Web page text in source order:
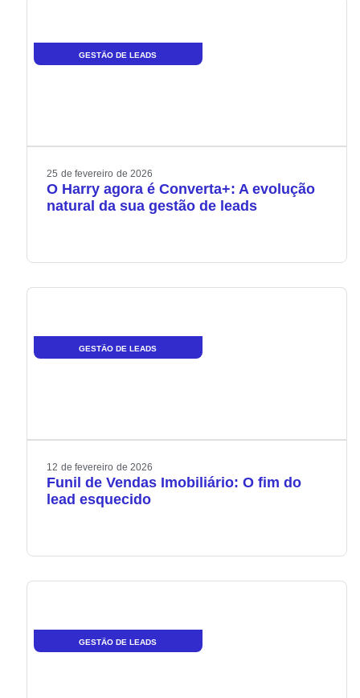
GESTÃO DE LEADS
25 de fevereiro de 2026
O Harry agora é Converta+: A evolução
natural da sua gestão de leads
GESTÃO DE LEADS
12 de fevereiro de 2026
Funil de Vendas Imobiliário: O fim do
lead esquecido
GESTÃO DE LEADS